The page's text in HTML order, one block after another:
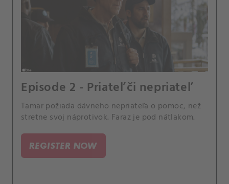
Episode 2 - Priateľ či nepriateľ
Tamar požiada dávneho nepriateľa o pomoc, než
stretne svoj náprotivok. Faraz je pod nátlakom.
REGISTER NOW